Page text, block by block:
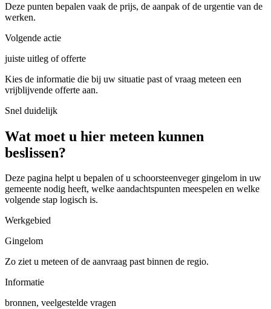
Deze punten bepalen vaak de prijs, de aanpak of de urgentie van de
werken.
Volgende actie
juiste uitleg of offerte
Kies de informatie die bij uw situatie past of vraag meteen een
vrijblijvende offerte aan.
Snel duidelijk
Wat moet u hier meteen kunnen
beslissen?
Deze pagina helpt u bepalen of u schoorsteenveger gingelom in uw
gemeente nodig heeft, welke aandachtspunten meespelen en welke
volgende stap logisch is.
Werkgebied
Gingelom
Zo ziet u meteen of de aanvraag past binnen de regio.
Informatie
bronnen, veelgestelde vragen